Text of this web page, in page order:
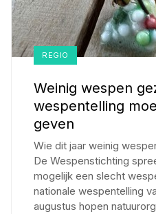
REGIO
Weinig wespen
wespentelling
geven
Wie dit jaar weinig
De Wespenstichting
mogelijk een slecht
nationale wespentelling
augustus hopen